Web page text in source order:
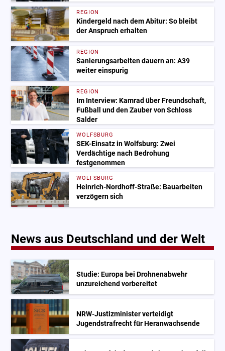
REGION
Kindergeld nach dem Abitur: So bleibt
der Anspruch erhalten
REGION
Sanierungsarbeiten dauern an: A39
weiter einspurig
REGION
Im Interview: Kamrad über Freundschaft,
Fußball und den Zauber von Schloss
Salder
WOLFSBURG
SEK-Einsatz in Wolfsburg: Zwei
Verdächtige nach Bedrohung
festgenommen
WOLFSBURG
Heinrich-Nordhoff-Straße: Bauarbeiten
verzögern sich
News aus Deutschland und der Welt
Studie: Europa bei Drohnenabwehr
unzureichend vorbereitet
NRW-Justizminister verteidigt
Jugendstrafrecht für Heranwachsende